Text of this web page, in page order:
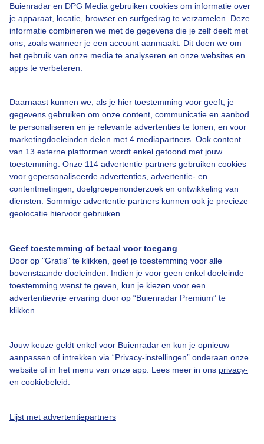
Buienradar en DPG Media gebruiken cookies om informatie over
je apparaat, locatie, browser en surfgedrag te verzamelen. Deze
informatie combineren we met de gegevens die je zelf deelt met
ons, zoals wanneer je een account aanmaakt. Dit doen we om
het gebruik van onze media te analyseren en onze websites en
apps te verbeteren.
Daarnaast kunnen we, als je hier toestemming voor geeft, je
gegevens gebruiken om onze content, communicatie en aanbod
te personaliseren en je relevante advertenties te tonen, en voor
marketingdoeleinden delen met 4 mediapartners. Ook content
van 13 externe platformen wordt enkel getoond met jouw
toestemming. Onze 114 advertentie partners gebruiken cookies
voor gepersonaliseerde advertenties, advertentie- en
contentmetingen, doelgroepenonderzoek en ontwikkeling van
diensten. Sommige advertentie partners kunnen ook je precieze
geolocatie hiervoor gebruiken.
Geef toestemming of betaal voor toegang
Door op "Gratis" te klikken, geef je toestemming voor alle
bovenstaande doeleinden. Indien je voor geen enkel doeleinde
toestemming wenst te geven, kun je kiezen voor een
advertentievrije ervaring door op “Buienradar Premium” te
klikken.
Jouw keuze geldt enkel voor Buienradar en kun je opnieuw
aanpassen of intrekken via “Privacy-instellingen” onderaan onze
website of in het menu van onze app. Lees meer in ons privacy-
en cookiebeleid
Lijst met advertentiepartners
Bekijk slideshow
Een moment geduld aub...
Over Buienradar
Bedrijfsgegevens
Veelgestelde vragen
Contact
Toegankelijkheid
Adverteren
Buienradar Team
Privacy beleid